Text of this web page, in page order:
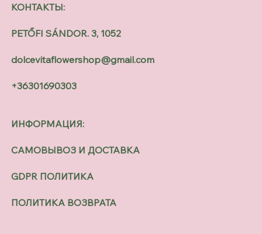
ИНФОРМАЦИЯ:
САМОВЫВОЗ И ДОСТАВКА
GDPR ПОЛИТИКА
ПОЛИТИКА ВОЗВРАТА
КОНТАКТЫ:
PETŐFI SÁNDOR. 3, 1052
dolcevitaflowershop@gmail.com
+36301690303